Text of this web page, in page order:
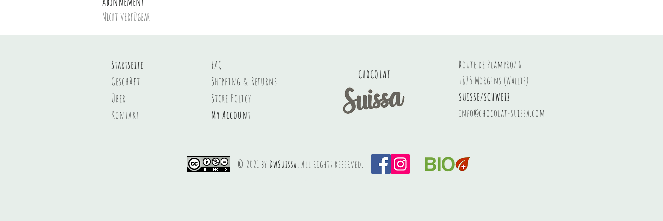
Nicht verfügbar
Startseite
Geschäft
Über
Kontakt
FAQ
Shipping & Returns
Store Policy
My Account
CHOCOLAT
Route de Plamproz 6
1875 Morgins (Wallis)
SUISSE/SCHWEIZ
info@chocolat-suissa.com
© 2021 by DwSuissa. All rights reserved.